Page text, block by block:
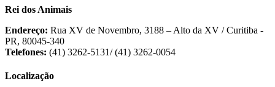
Rei dos Animais
Endereço: Rua XV de Novembro, 3188 – Alto da XV / Curitiba -
PR, 80045-340
Telefones: (41) 3262-5131/ (41) 3262-0054
Localização